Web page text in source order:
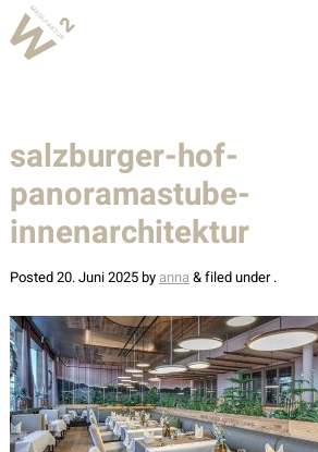
Leistungen
Team
Stellenangebote
Alle
Gastronomie & Hotellerie
Gewerbe & Sonderbauten
salzburger-hof-
panoramastube-
innenarchitektur
Posted20. Juni 2025by anna&filed under .